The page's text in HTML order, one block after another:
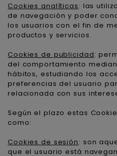
Cookies analíticas: las
de navegación y poder
los usuarios con el fin de
productos y servicios.
Cookies de publicidad:
del comportamiento
hábitos, estudiando los
preferencias del usuario
relacionada con sus
Según el plazo estas
como:
Cookies de sesión: son
que el usuario está